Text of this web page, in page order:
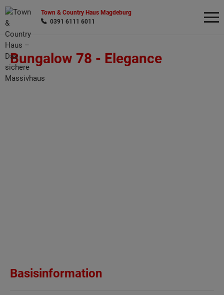
Town & Country Haus Magdeburg
0391 6111 6011
Bungalow 78 - Elegance
Basisinformation
Wonach möchten Sie suchen?